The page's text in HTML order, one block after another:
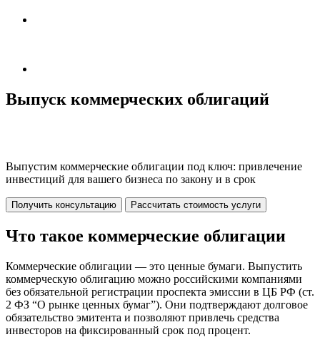
Выпуск коммерческих облигаций
Выпустим коммерческие облигации под ключ: привлечение
инвестиций для вашего бизнеса по закону и в срок
Получить консультацию Рассчитать стоимость услуги
Что такое коммерческие облигации
Коммерческие облигации — это ценные бумаги. Выпустить
коммерческую облигацию можно российскими компаниями
без обязательной регистрации проспекта эмиссии в ЦБ РФ (ст.
2 ФЗ “О рынке ценных бумаг”). Они подтверждают долговое
обязательство эмитента и позволяют привлечь средства
инвесторов на фиксированный срок под процент.